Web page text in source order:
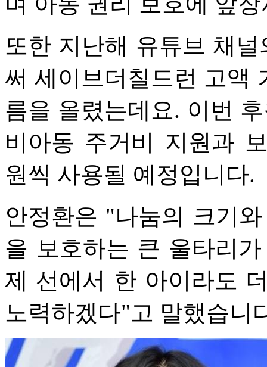
또한 지난해 유튜브 채
써 세이브더칠드런 고액
름을 올렸는데요. 이번
비아동 주거비 지원과
원씩 사용될 예정입니다.
안정환은 "나눔의 크기
을 보호하는 큰 울타리
제 선에서 한 아이라도
노력하겠다"고 말했습니